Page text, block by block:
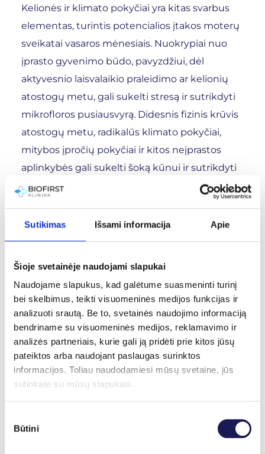
Sutikimas Išsami informacija Apie
Šioje svetainėje naudojami slapukai
Naudojame slapukus, kad galėtume suasmeninti turinį
bei skelbimus, teikti visuomeninės medijos funkcijas ir
analizuoti srautą. Be to, svetainės naudojimo informaciją
bendriname su visuomeninės medijos, reklamavimo ir
analizės partneriais, kurie gali ją pridėti prie kitos jūsų
pateiktos arba naudojant paslaugas surinktos
informacijos. Toliau naudodamiesi mūsų svetaine, jūs
sutinkate su mūsų slapukais.
pasirinkimas
Būtini
Kelionės ir klimato pokyčiai yra kitas svarbus
elementas, turintis potencialios įtakos moterų
sveikatai vasaros mėnesiais. Nuokrypiai nuo
įprasto gyvenimo būdo, pavyzdžiui, dėl
aktyvesnio laisvalaikio praleidimo ar kelionių
atostogų metu, gali sukelti stresą ir sutrikdyti
mikrofloros pusiausvyrą. Didesnis fizinis krūvis
atostogų metu, radikalūs klimato pokyčiai,
mitybos įpročių pokyčiai ir kitos neįprastos
aplinkybės gali sukelti šoką kūnui ir sutrikdyti
jautrią bakterijų pusiausvyrą.
Ką galima padaryti dėl to? Konsultacija su
gydytoju ar vaistininku prieš kelionę gali
kaip specialios žvakutės ar prausikliai, skirti
atkurti mikrofloros pusiausvyrai ir užtikrinti
tinkamą moters sveikatos apsaugą.
Gydytoja R.Kučinskaitė atkreipė dėmesį, kad
romantiniai santykiai atostogų metu taip pat
gali kelti grėsmę intymiai moters sveikatai.
Aktyvesnis seksualinis gyvenimas ar partnerių
bakterijų pusiausvyrą, todėl po intensyvesnio